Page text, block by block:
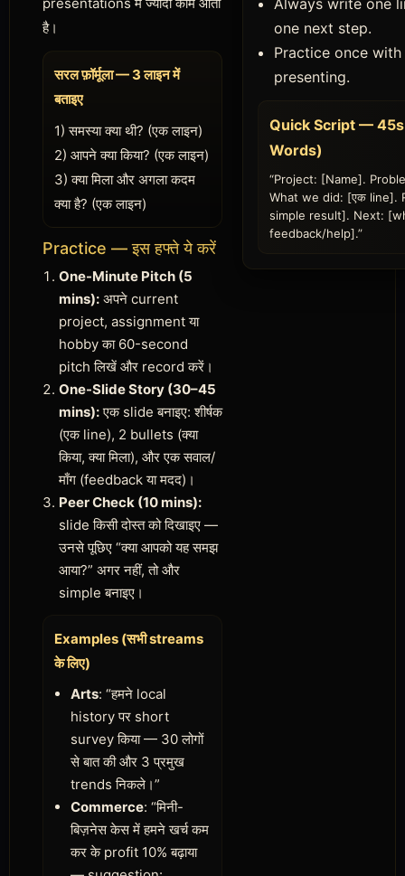
है।
सरल फ़ॉर्मूला — 3 लाइन में
बताइए
1) समस्या क्या थी? (एक लाइन)
2) आपने क्या किया? (एक लाइन)
3) क्या मिला और अगला कदम
क्या है? (एक लाइन)
Practice — इस हफ्ते ये करें
One-Minute Pitch (5
mins): अपने current
project, assignment या
hobby का 60-second
pitch लिखें और record करें।
One-Slide Story (30–45
mins):एक slide बनाइए: शीर्षक
(एक line), 2 bullets (क्या
किया, क्या मिला), और एक सवाल/
माँग (feedback या मदद)।
Peer Check (10 mins):
slide किसी दोस्त को दिखाइए —
उनसे पूछिए “क्या आपको यह समझ
आया?” अगर नहीं, तो और
simple बनाइए।
Examples (सभी streams
के लिए)
Arts: “हमने local
history पर short
survey किया — 30 लोगों
से बात की और 3 प्रमुख
trends निकले।”
Commerce: “मिनी-
बिज़नेस केस में हमने खर्च कम
कर के profit 10% बढ़ाया
one next step.
Practice once
presenting.
Quick Script — 45s
Words)
“Project: [Name].
What we did: [एक line].
simple result]. Next:
feedback/help].”